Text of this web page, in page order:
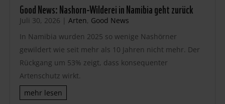
Good News: Nashorn-Wilderei in Namibia geht zurück
Juli 30, 2026 | Arten, Good News
In Namibia wurden 2025 so wenige Nashörner
gewildert wie seit mehr als 10 Jahren nicht mehr. Der
Rückgang um 53% zeigt, dass konsequenter
Artenschutz wirkt.
mehr lesen